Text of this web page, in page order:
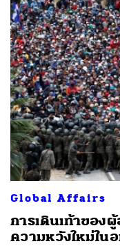
Global Affairs
การเดินเท้าขอ
ความหวังใหม่ใน